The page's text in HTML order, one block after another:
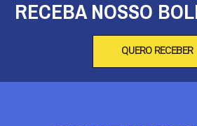
RECEBA NOSSO
QUERO RECEBER